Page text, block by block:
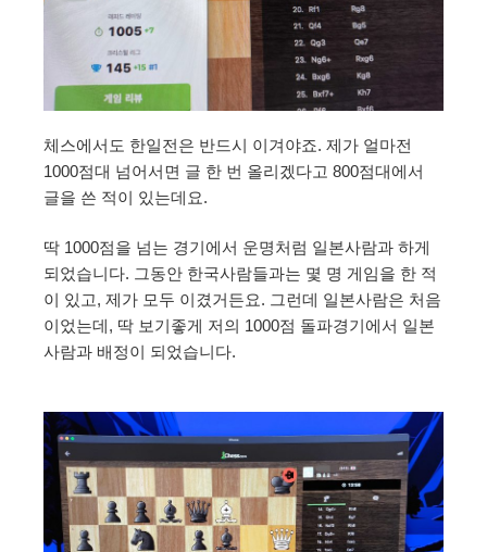
체스에서도 한일전은 반드시 이겨야죠. 제가 얼마전
1000점대 넘어서면 글 한 번 올리겠다고 800점대에서
글을 쓴 적이 있는데요.
딱 1000점을 넘는 경기에서 운명처럼 일본사람과 하게
되었습니다. 그동안 한국사람들과는 몇 명 게임을 한 적
이 있고, 제가 모두 이겼거든요. 그런데 일본사람은 처음
이었는데, 딱 보기좋게 저의 1000점 돌파경기에서 일본
사람과 배정이 되었습니다.